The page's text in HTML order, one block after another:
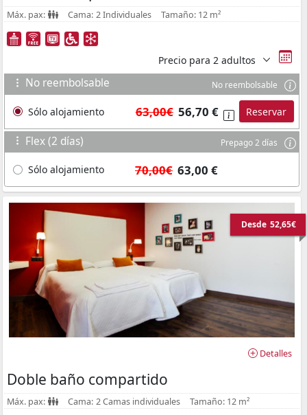
Máx. pax: Cama: 2 Individuales Tamaño: 12 m²
Precio para 2 adultos
No reembolsable No reembolsable
Sólo alojamiento 63,00€ 56,70 € Reservar
Flex (2 días) Prepago 2 días
Sólo alojamiento 70,00€ 63,00 €
Desde 52,65€
Detalles
Doble baño compartido
Máx. pax: Cama: 2 Camas individuales Tamaño: 12 m²